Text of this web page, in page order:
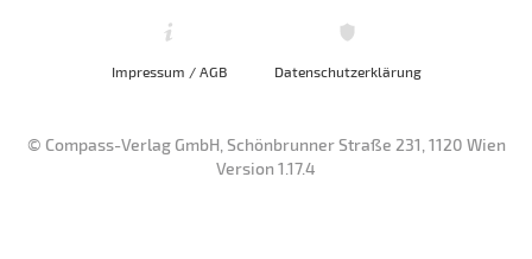
Impressum / AGB Datenschutzerklärung
© Compass-Verlag GmbH, Schönbrunner Straße 231, 1120 Wien
Version 1.17.4